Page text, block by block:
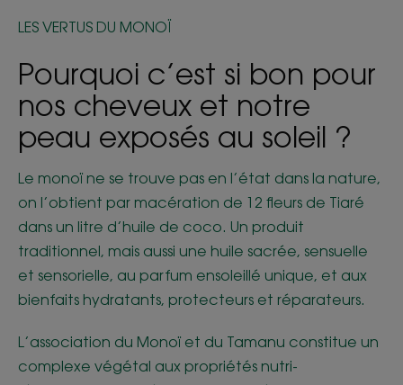
LES VERTUS DU MONOÏ
Pourquoi c’est si bon pour
nos cheveux et notre
peau exposés au soleil ?
Le monoï ne se trouve pas en l’état dans la nature,
on l’obtient par macération de 12 fleurs de Tiaré
dans un litre d’huile de coco. Un produit
traditionnel, mais aussi une huile sacrée, sensuelle
et sensorielle, au parfum ensoleillé unique, et aux
bienfaits hydratants, protecteurs et réparateurs.
L’association du Monoï et du Tamanu constitue un
complexe végétal aux propriétés nutri-